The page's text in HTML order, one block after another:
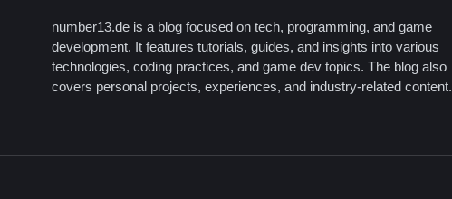
number13.de is a blog focused on tech, programming, and game
development. It features tutorials, guides, and insights into various
technologies, coding practices, and game dev topics. The blog also
covers personal projects, experiences, and industry-related content.